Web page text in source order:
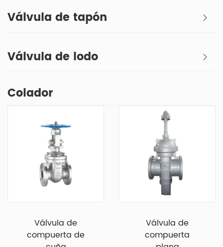
Válvula de tapón
Válvula de lodo
Colador
Válvula de
compuerta de
Válvula de
compuerta